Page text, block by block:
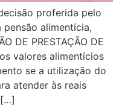
proferida pelo
pensão alimentícia,
DE PRESTAÇÃO DE
valores alimentícios
se a utilização do
atender às reais
[…]